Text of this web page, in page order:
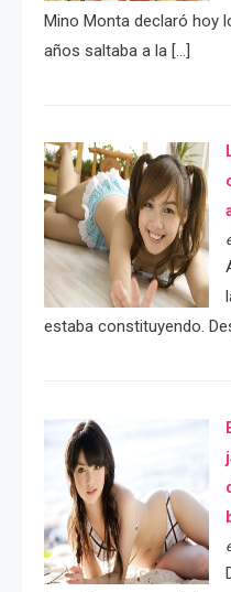
Mino Monta declaró hoy
años saltaba a la […]
estaba constituyendo.